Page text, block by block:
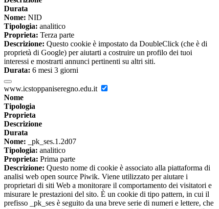
Durata
Nome: NID
Tipologia: analitico
Proprieta: Terza parte
Descrizione: Questo cookie è impostato da DoubleClick (che è di
proprietà di Google) per aiutarti a costruire un profilo dei tuoi
interessi e mostrarti annunci pertinenti su altri siti.
Durata: 6 mesi 3 giorni
www.icstoppaniseregno.edu.it
Nome
Tipologia
Proprieta
Descrizione
Durata
Nome: _pk_ses.1.2d07
Tipologia: analitico
Proprieta: Prima parte
Descrizione: Questo nome di cookie è associato alla piattaforma di
analisi web open source Piwik. Viene utilizzato per aiutare i
proprietari di siti Web a monitorare il comportamento dei visitatori e
misurare le prestazioni del sito. È un cookie di tipo pattern, in cui il
prefisso _pk_ses è seguito da una breve serie di numeri e lettere, che